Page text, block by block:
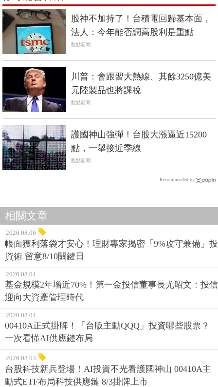
股神不加持了！台積電回歸基本面，
法人：今年能否調高股利是重點
觀點新聞
川普：會跟習大熱線、其餘3250億美
元陸製品也將課稅
觀點新聞
護國神山強彈！台股大漲逼近15200
點，一舉接近季線
觀點新聞
Recommended by
相關文章
2026.08.06
帳面獲利落袋才安心！理財專家揭密「9%攻守兼備」投
資術 留意8/10關鍵日
2026.08.04
基金規模2年增近70%！第一金投信董事長尤昭文：投信
迎向大資產管理時代
2026.08.04
00410A正式掛牌！「台版主動QQQ」投資哪些股票？
一次看懂AI供應鏈布局
2026.08.03
台股科技新兵登場！AI投資不光看護國神山 00410A主
動式ETF布局科技供應鏈 8/3掛牌上市